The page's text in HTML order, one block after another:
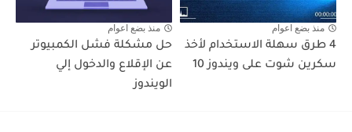
منذ بضع اعوام
4 طرق سهلة الاستخدام لأخذ
سكرين شوت على ويندوز 10
منذ بضع اعوام
حل مشكلة فشل الكمبيوتر
عن الإقلاع والدخول إلي
الويندوز